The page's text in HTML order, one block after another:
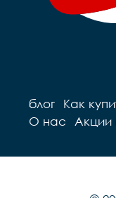
блог Как
О нас
Акции